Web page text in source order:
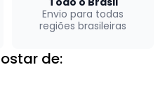
Envio para todas
regiões brasileiras
de: